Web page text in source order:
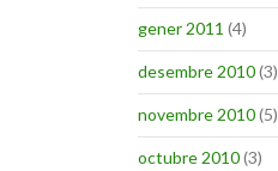
gener 2011 (4)
desembre 2010(3)
novembre 2010(5)
octubre 2010(3)